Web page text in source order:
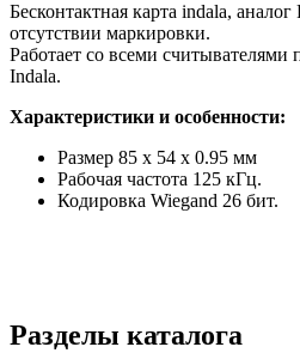
Бесконтактная карта indala,
отсутствии маркировки.
Работает со всеми
Indala.
Характеристики и особенности:
Размер 85 x 54 x 0.95 мм
Рабочая частота 125 кГц.
Кодировка Wiegand 26 бит.
Разделы каталога